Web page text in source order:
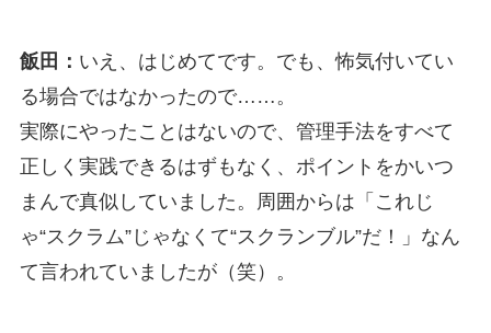
飯田： いえ、はじめてです。でも、怖気付いてい
る場合ではなかったので……。
実際にやったことはないので、管理手法をすべて
正しく実践できるはずもなく、ポイントをかいつ
まんで真似していました。周囲からは「これじ
ゃ“スクラム”じゃなくて“スクランブル”だ！」なん
て言われていましたが（笑）。